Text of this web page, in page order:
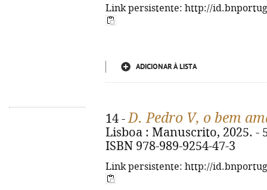
Link persistente: http://
ADICIONAR À LISTA
14 -D. Pedro V, o bem
Lisboa : Manuscrito, 2025. -
ISBN 978-989-9254-47-3
Link persistente: http://